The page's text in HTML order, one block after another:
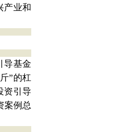
产业和
导基金
”的杠
资引导
案例总